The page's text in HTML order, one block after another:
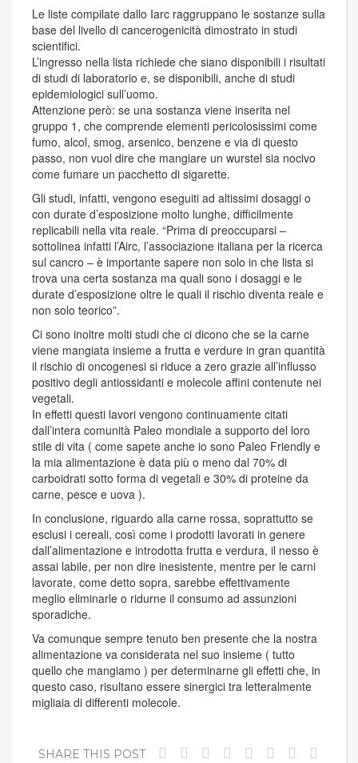
Le liste compilate dallo Iarc raggruppano le sostanze sulla
base del livello di cancerogenicità dimostrato in studi
scientifici.
L’ingresso nella lista richiede che siano disponibili i risultati
di studi di laboratorio e, se disponibili, anche di studi
epidemiologici sull’uomo.
Attenzione però: se una sostanza viene inserita nel
gruppo 1, che comprende elementi pericolosissimi come
fumo, alcol, smog, arsenico, benzene e via di questo
passo, non vuol dire che mangiare un wurstel sia nocivo
come fumare un pacchetto di sigarette.
Gli studi, infatti, vengono eseguiti ad altissimi dosaggi o
con durate d’esposizione molto lunghe, difficilmente
replicabili nella vita reale. “Prima di preoccuparsi –
sottolinea infatti l’Airc, l’associazione italiana per la ricerca
sul cancro – è importante sapere non solo in che lista si
trova una certa sostanza ma quali sono i dosaggi e le
durate d’esposizione oltre le quali il rischio diventa reale e
non solo teorico”.
Ci sono inoltre molti studi che ci dicono che se la carne
viene mangiata insieme a frutta e verdure in gran quantità
il rischio di oncogenesi si riduce a zero grazie all’influsso
positivo degli antiossidanti e molecole affini contenute nei
vegetali.
In effetti questi lavori vengono continuamente citati
dall’intera comunità Paleo mondiale a supporto del loro
stile di vita ( come sapete anche io sono Paleo Friendly e
la mia alimentazione è data più o meno dal 70% di
carboidrati sotto forma di vegetali e 30% di proteine da
carne, pesce e uova ).
In conclusione, riguardo alla carne rossa, soprattutto se
esclusi i cereali, così come i prodotti lavorati in genere
dall’alimentazione e introdotta frutta e verdura, il nesso è
assai labile, per non dire inesistente, mentre per le carni
lavorate, come detto sopra, sarebbe effettivamente
meglio eliminarle o ridurne il consumo ad assunzioni
sporadiche.
Va comunque sempre tenuto ben presente che la nostra
alimentazione va considerata nel suo insieme ( tutto
quello che mangiamo ) per determinarne gli effetti che, in
questo caso, risultano essere sinergici tra letteralmente
migliaia di differenti molecole.
SHARE THIS POST